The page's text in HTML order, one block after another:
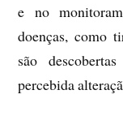
e no
doenças, como
são
percebida